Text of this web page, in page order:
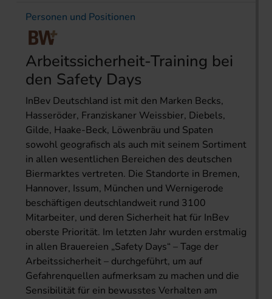
Personen und Positionen
Arbeitssicherheit-Training bei
den Safety Days
InBev Deutschland ist mit den Marken Becks,
Hasseröder, Franziskaner Weissbier, Diebels,
Gilde, Haake-Beck, Löwenbräu und Spaten
sowohl geografisch als auch mit seinem Sortiment
in allen wesentlichen Bereichen des deutschen
Biermarktes vertreten. Die Standorte in Bremen,
Hannover, Issum, München und Wernigerode
beschäftigen deutschlandweit rund 3100
Mitarbeiter, und deren Sicherheit hat für InBev
oberste Priorität. Im letzten Jahr wurden erstmalig
in allen Brauereien „Safety Days“ – Tage der
Arbeitssicherheit – durchgeführt, um auf
Gefahrenquellen aufmerksam zu machen und die
Sensibilität für ein bewusstes Verhalten am